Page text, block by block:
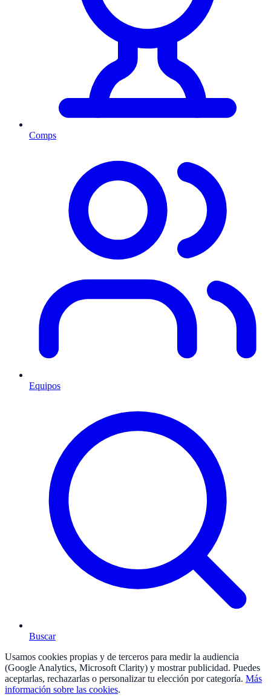
Comps
Equipos
Buscar
Usamos cookies propias y de terceros para medir la audiencia
(Google Analytics, Microsoft Clarity) y mostrar publicidad. Puedes
aceptarlas, rechazarlas o personalizar tu elección por categoría. Más
información sobre las cookies.